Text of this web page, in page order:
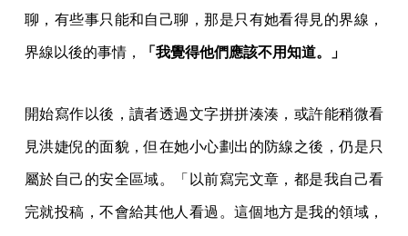
聊，有些事只能和自己聊，那是只有她看得見的界線，
界線以後的事情， 「我覺得他們應該不用知道。」
開始寫作以後，讀者透過文字拼拼湊湊，或許能稍微看
見洪婕倪的面貌，但在她小心劃出的防線之後，仍是只
屬於自己的安全區域。「以前寫完文章，都是我自己看
完就投稿，不會給其他人看過。這個地方是我的領域，